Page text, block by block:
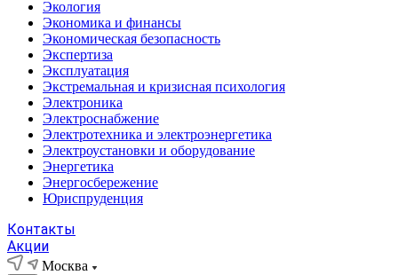
Экология
Экономика и финансы
Экономическая безопасность
Экспертиза
Эксплуатация
Экстремальная и кризисная психология
Электроника
Электроснабжение
Электротехника и электроэнергетика
Электроустановки и оборудование
Энергетика
Энергосбережение
Юриспруденция
Контакты
Акции
Москва